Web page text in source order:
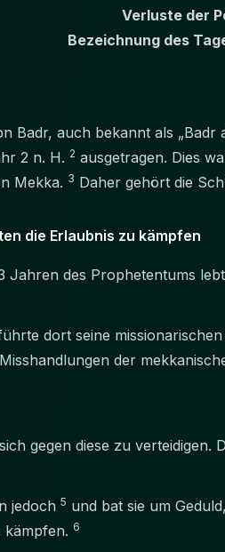
Verluste der
Bezeichnung des
Badr, auch bekannt als „Badr
2 n. H. 2 ausgetragen. Dies
Mekka. 3 Daher gehört die
die Erlaubnis zu kämpfen
Jahren des Prophetentums
dort seine
der
gegen diese zu verteidigen.
jedoch 5 und bat sie um
kämpfen. 6